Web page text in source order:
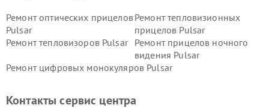
Ремонт оптических прицелов
Pulsar
Ремонт тепловизионных
прицелов Pulsar
Ремонт тепловизоров Pulsar
Ремонт прицелов ночного
видения Pulsar
Ремонт цифровых монокуляров Pulsar
Контакты сервис центра